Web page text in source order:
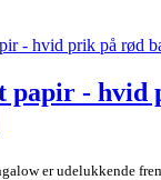
papir - hvid
er udelukkende